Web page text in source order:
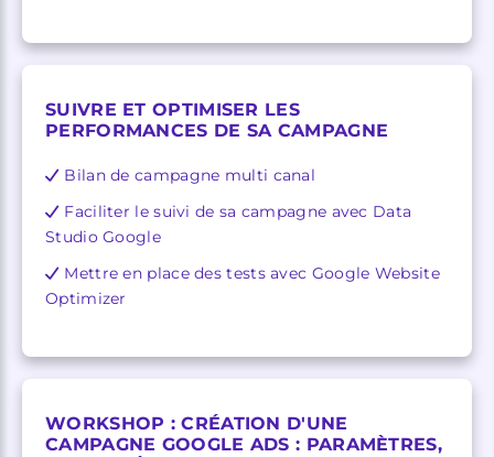
SUIVRE ET OPTIMISER LES
PERFORMANCES DE SA CAMPAGNE
Bilan de campagne multi canal
Faciliter le suivi de sa campagne avec Data
Studio Google
Mettre en place des tests avec Google Website
Optimizer
WORKSHOP :CRÉATION D'UNE
CAMPAGNE GOOGLE ADS : PARAMÈTRES,